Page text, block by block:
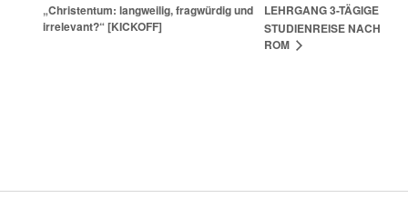
„Christentum: langweilig, fragwürdig und
irrelevant?“ [KICKOFF]
LEHRGANG 3-TÄGIGE
STUDIENREISE NACH
ROM